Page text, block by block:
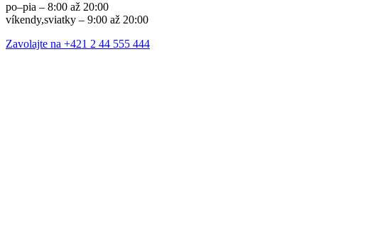
po–pia – 8:00 až 20:00
víkendy,sviatky – 9:00 až 20:00
Zavolajte na +421 2 44 555 444